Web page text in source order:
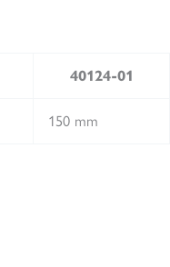
40124-01
150 mm